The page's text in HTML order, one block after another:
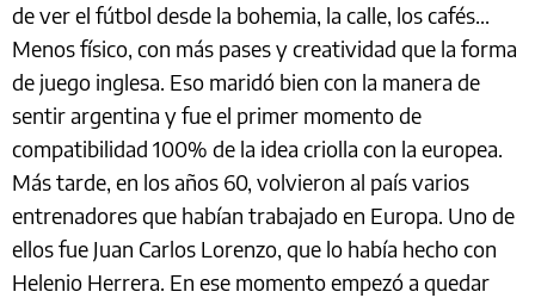
de ver el fútbol desde la bohemia, la calle, los cafés...
Menos físico, con más pases y creatividad que la forma
de juego inglesa. Eso maridó bien con la manera de
sentir argentina y fue el primer momento de
compatibilidad 100% de la idea criolla con la europea.
Más tarde, en los años 60, volvieron al país varios
entrenadores que habían trabajado en Europa. Uno de
ellos fue Juan Carlos Lorenzo, que lo había hecho con
Helenio Herrera. En ese momento empezó a quedar